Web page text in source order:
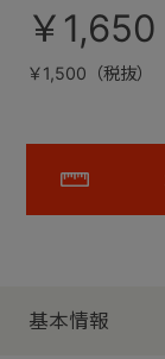
￥1,650
￥1,500（税抜）
基本情報